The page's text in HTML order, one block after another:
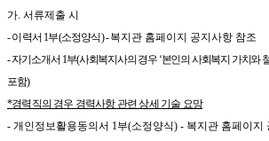
가. 서류제출 시
-이력서 1부(소정양식) -복지관 홈페이지 공지사항 참조
-자기소개서 1부(사회복지사의 경우 ‘본인의 사회복지 가치와
포함)
*경력직의 경우 경력사항 관련 상세 기술 요망
- 개인정보활용동의서 1부(소정양식) - 복지관 홈페이지